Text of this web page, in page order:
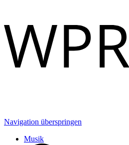
Navigation überspringen
Musik